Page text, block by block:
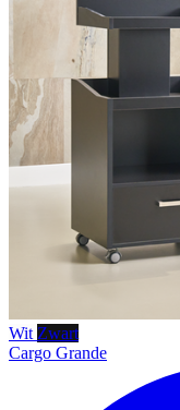
Wit Zwart
Cargo Grande